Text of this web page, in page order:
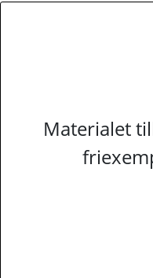
Materialet